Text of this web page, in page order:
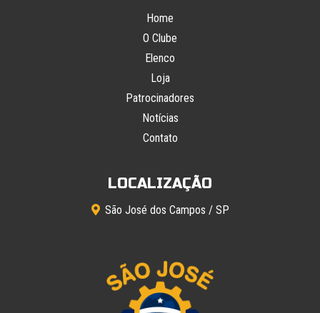
Home
O Clube
Elenco
Loja
Patrocinadores
Notícias
Contato
LOCALIZAÇÃO
São José dos Campos / SP